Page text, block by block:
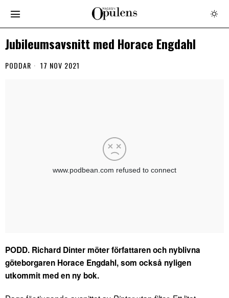
Jubileumsavsnitt med Horace Engdahl
PODDAR 17 NOV 2021
PODD. Richard Dinter möter författaren och nyblivna
göteborgaren Horace Engdahl, som också nyligen
utkommit med en ny bok.